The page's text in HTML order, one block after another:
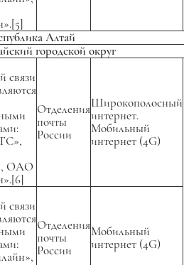
Алтай
городской округ
связи
ОАО
Отделения
почты
России
Широкополосный
интернет.
Мобильный
интернет (4G)
связи
Отделения
почты
России
Мобильный
интернет (4G)